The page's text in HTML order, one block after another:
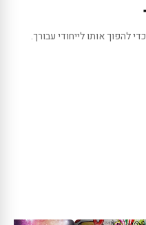
להפוך אותו לייחודי עבורך.